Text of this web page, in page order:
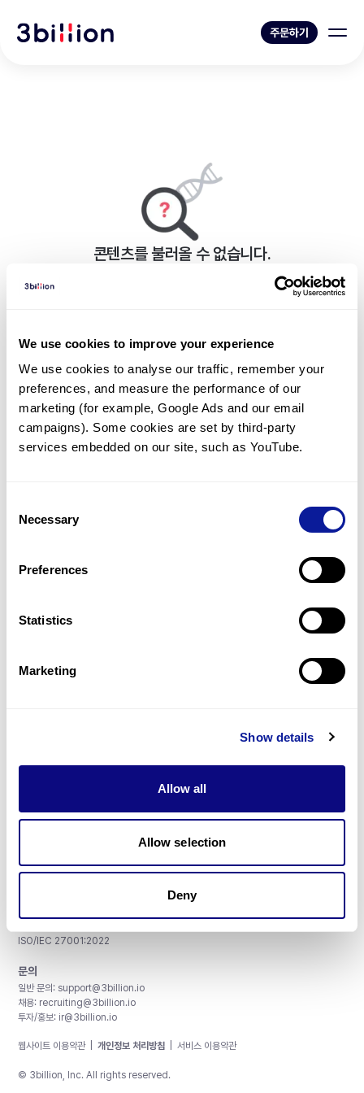
We use cookies to improve your experience
We use cookies to analyse our traffic, remember your
preferences, and measure the performance of our
marketing (for example, Google Ads and our email
campaigns). Some cookies are set by third-party
services embedded on our site, such as YouTube.
Selection
Necessary
Preferences
Statistics
Marketing
Show details
Allow all
Allow selection
Deny
주문하기
콘텐츠를 불러올 수 없습니다.
기술
Gene browser
매달 뉴스레터를 통해 최신 블로그 포스트와 소식을 받아보세요.
주식회사 쓰리빌리언
서울특별시 강남구 테헤란로 415, 8층
사업자등록번호: 290-81-00524
대표이사: 금창원
ISO/IEC 27001:2022
문의
일반 문의: support@3billion.io
채용: recruiting@3billion.io
투자/홍보: ir@3billion.io
웹사이트 이용약관 개인정보 처리방침 서비스 이용약관
© 3billion, Inc. All rights reserved.